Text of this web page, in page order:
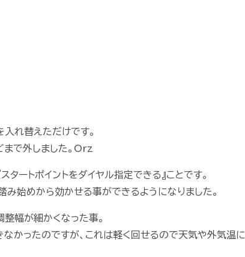
れ替えただけです。
で外しました。Orz
ートポイントをダイヤル指定できる』ことです。
始めから効かせる事ができるようになりました。
幅が細かくなった事。
かったのですが、これは軽く回せるので天気や外気温に